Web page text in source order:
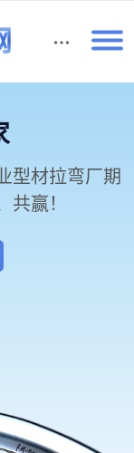
型材拉弯厂期
共赢！